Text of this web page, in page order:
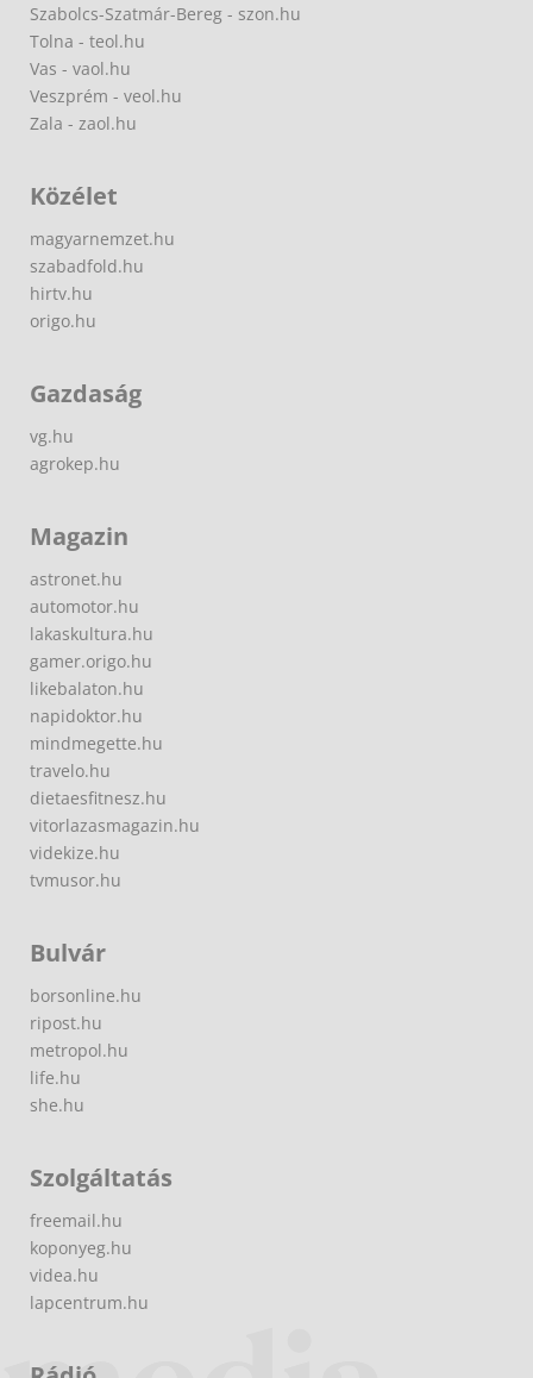
Szabolcs-Szatmár-Bereg - szon.hu
Tolna - teol.hu
Vas - vaol.hu
Veszprém - veol.hu
Zala - zaol.hu
Közélet
magyarnemzet.hu
szabadfold.hu
hirtv.hu
origo.hu
Gazdaság
vg.hu
agrokep.hu
Magazin
astronet.hu
automotor.hu
lakaskultura.hu
gamer.origo.hu
likebalaton.hu
napidoktor.hu
mindmegette.hu
travelo.hu
dietaesfitnesz.hu
vitorlazasmagazin.hu
videkize.hu
tvmusor.hu
Bulvár
borsonline.hu
ripost.hu
metropol.hu
life.hu
she.hu
Szolgáltatás
freemail.hu
koponyeg.hu
videa.hu
lapcentrum.hu